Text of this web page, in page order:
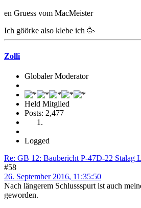
en Gruess vom MacMeister
Ich göörke also klebe ich 🥳
Zolli
Globaler Moderator
Held Mitglied
Posts: 2,477
Logged
Re: GB 12: Baubericht P-47D-22 Stalag
#58
26. September 2016, 11:35:50
Nach längerem Schlussspurt ist auch
geworden.